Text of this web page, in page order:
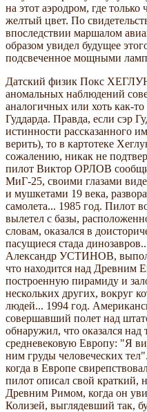
на этот аэродром, где только
желтый цвет. По
впоследствии маршалом
образом увидел будущее
подсвеченное мощными
Датский физик Покс
аномальных наблюдений
аналогичных или хоть как-
Гуддарда. Правда, если сэр
истинности рассказанного
верить), то в картотеке
сожалению, никак не
пилот Виктор ОРЛОВ
МиГ-25, своими глазами
и мушкетами 19 века,
самолета... 1985 год. Пилот
вылетел с базы,
словам, оказался в
пасущиеся стада
Александр УСТИНОВ,
что находится над Древним
построенную пирамиду и
нескольких других, вокруг
людей... 1994 год.
совершавший полет над
обнаружил, что оказался
средневековую Европу: "Я
ним груды человеческих
когда в Европе
пилот описал свой краткий,
Древним Римом, когда он
Колизей, выглядевший так,